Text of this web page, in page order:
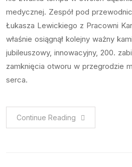
medycznej. Zespół pod
Łukasza Lewickiego z Pracowni
właśnie osiągnął kolejny ważny
jubileuszowy, innowacyjny, 200.
zamknięcia otworu w przegrodzie
serca.
Continue Reading